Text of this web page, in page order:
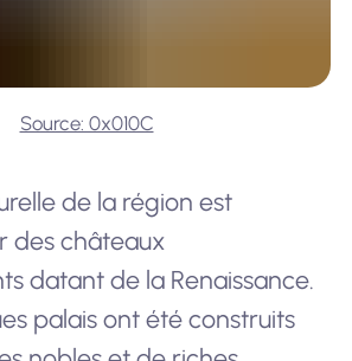
Source: 0x010C
de la région est
des châteaux
datant de la Renaissance.
palais ont été construits